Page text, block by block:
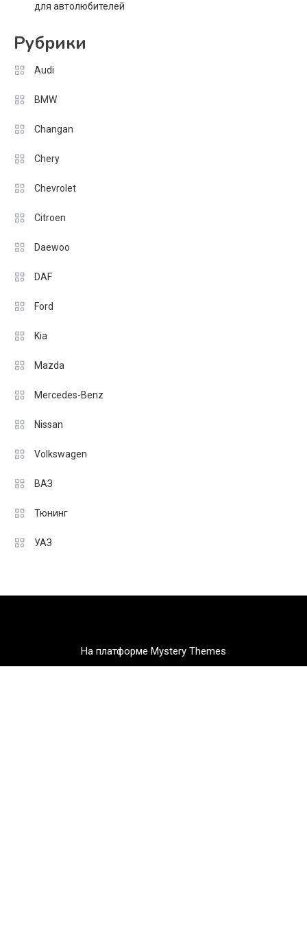
для автолюбителей
Рубрики
Audi
BMW
Changan
Chery
Chevrolet
Citroen
Daewoo
DAF
Ford
Kia
Mazda
Mercedes-Benz
Nissan
Volkswagen
ВАЗ
Тюнинг
УАЗ
На платформе Mystery Themes